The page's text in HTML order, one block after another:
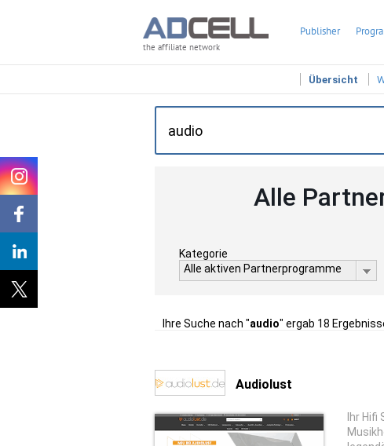
the affiliate network
Publisher
Übersicht
Alle
Kategorie
Alle aktiven Partnerprogramme
Ihre Suche nach "audio" ergab 18
Audiolust
Ihr